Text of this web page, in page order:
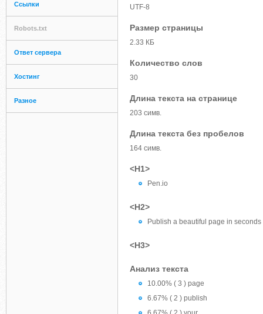
Ссылки
Robots.txt
Ответ сервера
Хостинг
Разное
UTF-8
Размер страницы
2.33 КБ
Количество слов
30
Длина текста на странице
203 симв.
Длина текста без пробелов
164 симв.
<H1>
Pen.io
<H2>
Publish a beautiful page in
<H3>
Анализ текста
10.00% ( 3 ) page
6.67% ( 2 ) publish